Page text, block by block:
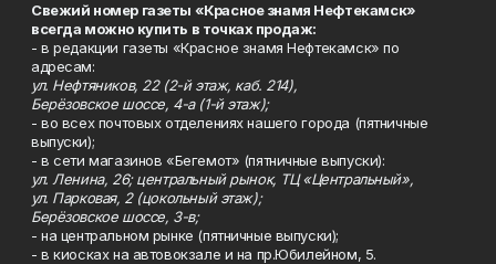
Свежий номер газеты «Красное знамя Нефтекамск»
всегда можно купить в точках продаж:
- в редакции газеты «Красное знамя Нефтекамск» по
адресам:
ул. Нефтяников, 22 (2-й этаж, каб. 214),
Берёзовское шоссе, 4-а (1-й этаж);
- во всех почтовых отделениях нашего города (пятничные
выпуски);
- в сети магазинов «Бегемот» (пятничные выпуски):
ул. Ленина, 26; центральный рынок, ТЦ «Центральный»,
ул. Парковая, 2 (цокольный этаж);
Берёзовское шоссе, 3-в;
- на центральном рынке (пятничные выпуски);
- в киосках на автовокзале и на пр.Юбилейном, 5.